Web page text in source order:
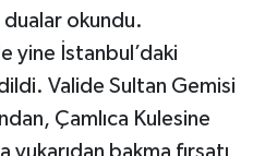
okundu.
yine İstanbul’daki
Valide Sultan Gemisi
Çamlıca Kulesine
yukarıdan bakma fırsatı